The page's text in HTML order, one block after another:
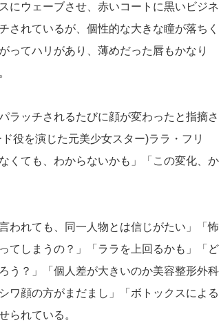
にウェーブさせ、赤いコートに黒いビジネ
されているが、個性的な大きな瞳が落ちく
ってハリがあり、薄めだった唇もかなり
ラッチされるたびに顔が変わったと指摘さ
役を演じた元美少女スター)ララ・フリ
くても、わからないかも」「この変化、か
われても、同一人物とは信じがたい」「怖
てしまうの？」「ララを上回るかも」「ど
う？」「個人差が大きいのか美容整形外科
ワ顔の方がまだまし」「ボトックスによる
られている。